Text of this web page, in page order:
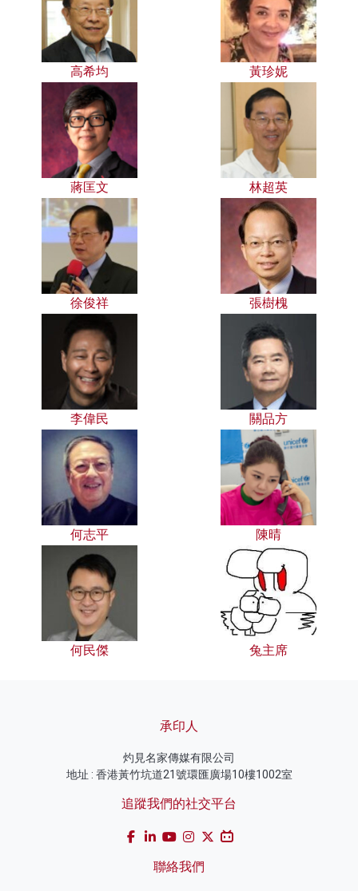
高希均 黃珍妮
蔣匡文 林超英
徐俊祥 張樹槐
李偉民 關品方
何志平 陳晴
何民傑 兔主席
承印人
灼見名家傳媒有限公司
地址 : 香港黃竹坑道21號環匯廣場10樓1002室
追蹤我們的社交平台
聯絡我們